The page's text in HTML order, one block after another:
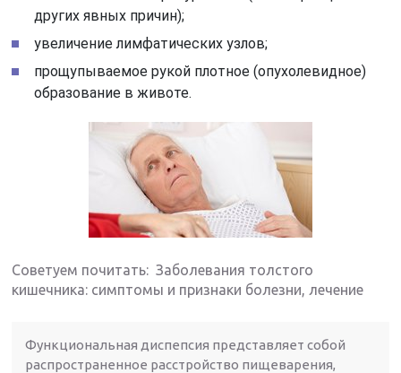
других явных причин);
увеличение лимфатических узлов;
прощупываемое рукой плотное (опухолевидное)
образование в животе.
Советуем почитать: Заболевания толстого
кишечника: симптомы и признаки болезни, лечение
Функциональная диспепсия представляет собой
распространенное расстройство пищеварения,